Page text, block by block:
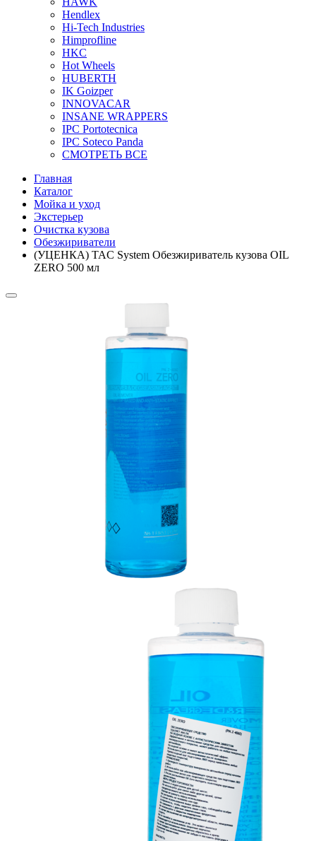
Hendlex
Hi-Tech Industries
Himprofline
HKC
Hot Wheels
HUBERTH
IK Goizper
INNOVACAR
INSANE WRAPPERS
IPC Portotecnica
IPC Soteco Panda
СМОТРЕТЬ ВСЕ
Главная
Каталог
Мойка и уход
Экстерьер
Очистка кузова
Обезжириватели
(УЦЕНКА) TAC System Обезжириватель кузова OIL
ZERO 500 мл